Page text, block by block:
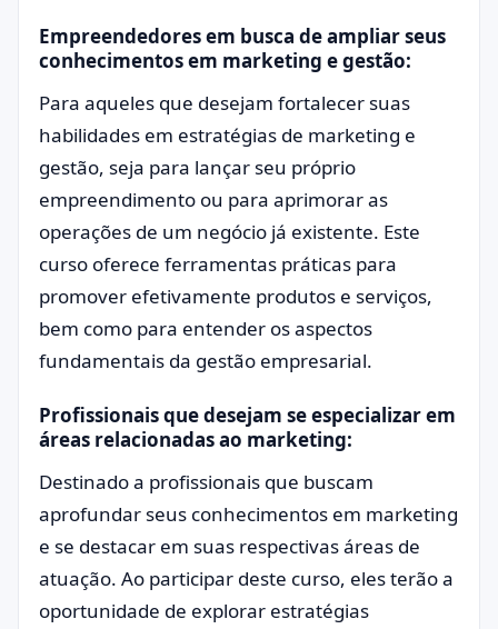
Empreendedores em busca de ampliar seus
conhecimentos em marketing e gestão:
Para aqueles que desejam fortalecer suas
habilidades em estratégias de marketing e
gestão, seja para lançar seu próprio
empreendimento ou para aprimorar as
operações de um negócio já existente. Este
curso oferece ferramentas práticas para
promover efetivamente produtos e serviços,
bem como para entender os aspectos
fundamentais da gestão empresarial.
Profissionais que desejam se especializar em
áreas relacionadas ao marketing:
Destinado a profissionais que buscam
aprofundar seus conhecimentos em marketing
e se destacar em suas respectivas áreas de
atuação. Ao participar deste curso, eles terão a
oportunidade de explorar estratégias